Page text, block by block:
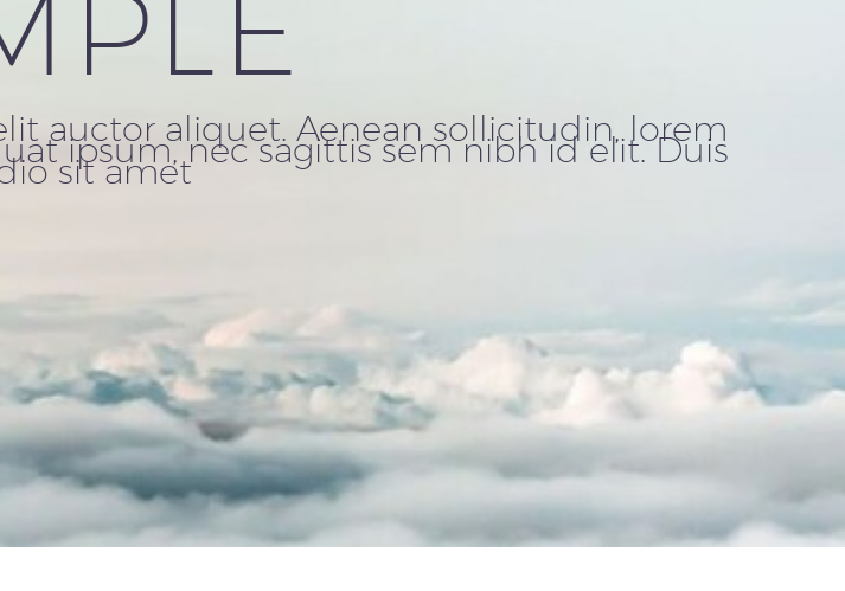
auctor aliquet. Aenean sollicitudin, lorem
ipsum, nec sagittis sem nibh id elit. Duis
sit amet